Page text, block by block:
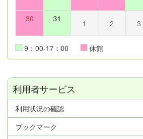
30 31 1 2 3
9：00-17：00 休館
利用者サービス
利用状況の確認
ブックマーク